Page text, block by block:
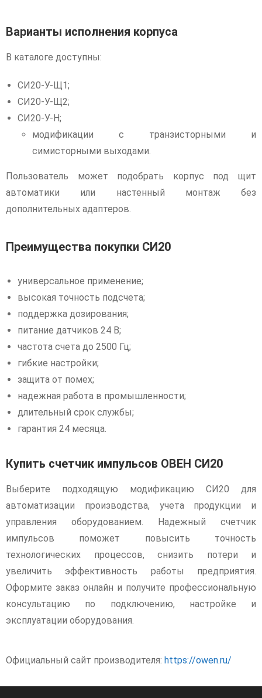
Варианты исполнения корпуса
В каталоге доступны:
СИ20-У-Щ1;
СИ20-У-Щ2;
СИ20-У-Н;
модификации с транзисторными и
симисторными выходами.
Пользователь может подобрать корпус под щит
автоматики или настенный монтаж без
дополнительных адаптеров.
Преимущества покупки СИ20
универсальное применение;
высокая точность подсчета;
поддержка дозирования;
питание датчиков 24 В;
частота счета до 2500 Гц;
гибкие настройки;
защита от помех;
надежная работа в промышленности;
длительный срок службы;
гарантия 24 месяца.
Купить счетчик импульсов ОВЕН СИ20
Выберите подходящую модификацию СИ20 для
автоматизации производства, учета продукции и
управления оборудованием. Надежный счетчик
импульсов поможет повысить точность
технологических процессов, снизить потери и
увеличить эффективность работы предприятия.
Оформите заказ онлайн и получите профессиональную
консультацию по подключению, настройке и
эксплуатации оборудования.
Официальный сайт производителя: https://owen.ru/